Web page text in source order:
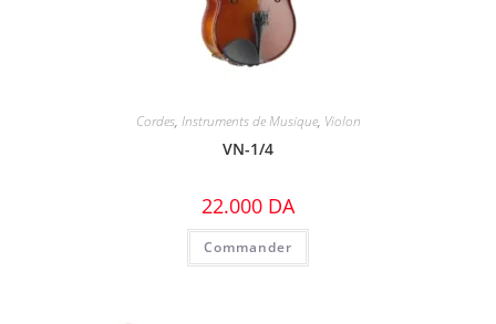
Cordes, Instruments de Musique, Violon
VN-1/4
22.000 DA
Commander